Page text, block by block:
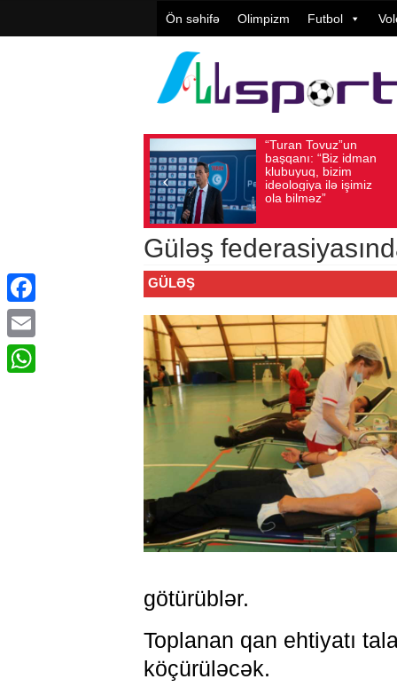
Ön səhifə Olimpizm Futbol
başqanı: “Biz idman
klubuyuq, bizim
ideologiya ilə işimiz
ola bilməz”
Vüqar
yüksək
Avqust 05, 2026
Güləş
GÜLƏŞ
götürüblər.
Toplanan qan ehtiyatı
köçürüləcək.
Facebook
Email